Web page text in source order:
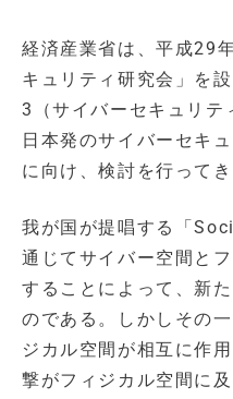
経済産業省は、平成29
キュリティ研究会」を
3（サイバーセキュリテ
日本発のサイバーセキ
に向け、検討を行ってき
我が国が提唱する「
通じてサイバー空間と
することによって、新
のである。しかしその
ジカル空間が相互に作
撃がフィジカル空間に